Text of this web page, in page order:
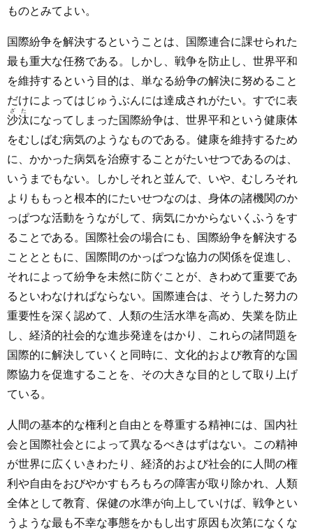
ものとみてよい。
国際紛争を解決するということは、国際連合に課せられた
最も重大な任務である。しかし、戦争を防止し、世界平和
を維持するという目的は、単なる紛争の解決に努めること
だけによってはじゅうぶんには達成されがたい。すでに表
沙汰
ざた
になってしまった国際紛争は、世界平和という健康体
をむしばむ病気のようなものである。健康を維持するため
に、かかった病気を治療することがたいせつであるのは、
いうまでもない。しかしそれと並んで、いや、むしろそれ
よりももっと根本的にたいせつなのは、身体の諸機関のか
っぱつな活動をうながして、病気にかからないくふうをす
ることである。国際社会の場合にも、国際紛争を解決する
こととともに、国際間のかっぱつな協力の関係を促進し、
それによって紛争を未然に防ぐことが、きわめて重要であ
るといわなければならない。国際連合は、そうした努力の
重要性を深く認めて、人類の生活水準を高め、失業を防止
し、経済的社会的な進歩発達をはかり、これらの諸問題を
国際的に解決していくと同時に、文化的および教育的な国
際協力を促進することを、その大きな目的として取り上げ
ている。
人間の基本的な権利と自由とを尊重する精神には、国内社
会と国際社会とによって異なるべきはずはない。この精神
が世界に広くいきわたり、経済的および社会的に人間の権
利や自由をおびやかすもろもろの障害が取り除かれ、人類
全体として教育、保健の水準が向上していけば、戦争とい
うような最も不幸な事態をかもし出す原因も次第になくな